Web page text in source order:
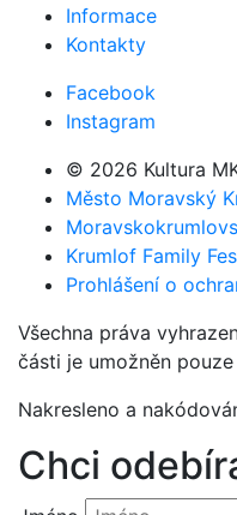
Informace
Kontakty
Facebook
Instagram
© 2026 Kultura
Město Moravský
Krumlof Family
Prohlášení o
Všechna práva
části je umožněn pouze
Nakresleno a
Chci